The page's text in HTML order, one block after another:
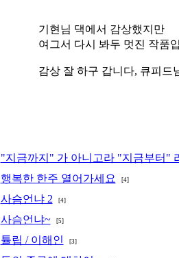
기현님 댁에서 감상했지만
여그서 다시 봐두 멋진 작품
감상 잘 하구 갑니다, 큐피드
"지금까지" 가 아니고라 "지금부터"
행복한 한주 열어가세요 [4]
사슴언냐 2 [4]
사슴언냐~ [5]
튤립 / 이해인 [3]